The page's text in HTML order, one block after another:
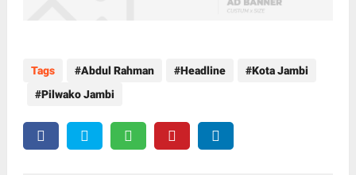
Tags Abdul Rahman Headline
Kota Jambi
Pilwako Jambi